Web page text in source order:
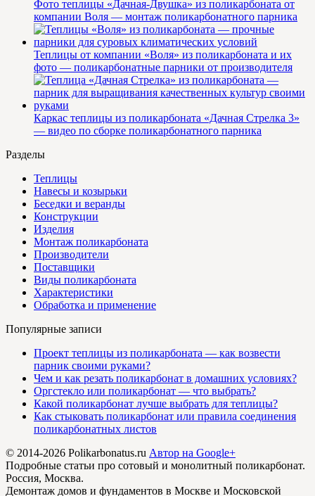
Фото теплицы «Дачная-Двушка» из поликарбоната от
компании Воля — монтаж поликарбонатного парника
Теплицы от компании «Воля» из поликарбоната и их
фото — поликарбонатные парники от производителя
Каркас теплицы из поликарбоната «Дачная Стрелка 3»
— видео по сборке поликарбонатного парника
Разделы
Теплицы
Навесы и козырьки
Беседки и веранды
Конструкции
Изделия
Монтаж поликарбоната
Производители
Поставщики
Виды поликарбоната
Характеристики
Обработка и применение
Популярные записи
Проект теплицы из поликарбоната — как возвести
парник своими руками?
Чем и как резать поликарбонат в домашних условиях?
Оргстекло или поликарбонат — что выбрать?
Какой поликарбонат лучше выбрать для теплицы?
Как стыковать поликарбонат или правила соединения
поликарбонатных листов
© 2014-2026 Polikarbonatus.ru Автор на Google+
Подробные статьи про сотовый и монолитный поликарбонат.
Россия, Москва.
Демонтаж домов и фундаментов в Москве и Московской